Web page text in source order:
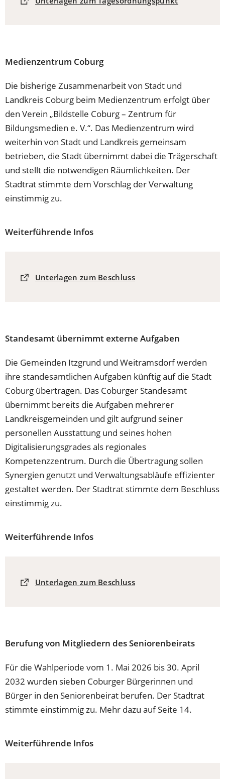
Medienzentrum Coburg
Die bisherige Zusammenarbeit von Stadt und
Landkreis Coburg beim Medienzentrum erfolgt über
den Verein „Bildstelle Coburg – Zentrum für
Bildungsmedien e. V.“. Das Medienzentrum wird
weiterhin von Stadt und Landkreis gemeinsam
betrieben, die Stadt übernimmt dabei die Trägerschaft
und stellt die notwendigen Räumlichkeiten. Der
Stadtrat stimmte dem Vorschlag der Verwaltung
einstimmig zu.
Weiterführende Infos
Unterlagen zum Beschluss
(Öffnet
Standesamt übernimmt externe Aufgaben
Die Gemeinden Itzgrund und Weitramsdorf werden
ihre standesamtlichen Aufgaben künftig auf die Stadt
Coburg übertragen. Das Coburger Standesamt
übernimmt bereits die Aufgaben mehrerer
Landkreisgemeinden und gilt aufgrund seiner
personellen Ausstattung und seines hohen
Digitalisierungsgrades als regionales
Kompetenzzentrum. Durch die Übertragung sollen
Synergien genutzt und Verwaltungsabläufe effizienter
gestaltet werden. Der Stadtrat stimmte dem Beschluss
einstimmig zu.
Weiterführende Infos
Unterlagen zum Beschluss
(Öffnet
Berufung von Mitgliedern des Seniorenbeirats
Für die Wahlperiode vom 1. Mai 2026 bis 30. April
2032 wurden sieben Coburger Bürgerinnen und
Bürger in den Seniorenbeirat berufen. Der Stadtrat
stimmte einstimmig zu. Mehr dazu auf Seite 14.
Weiterführende Infos